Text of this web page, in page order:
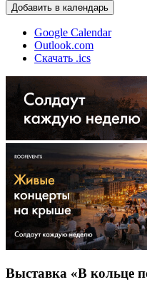
Добавить в календарь
Google Calendar
Outlook.com
Скачать .ics
Выставка «В кольце